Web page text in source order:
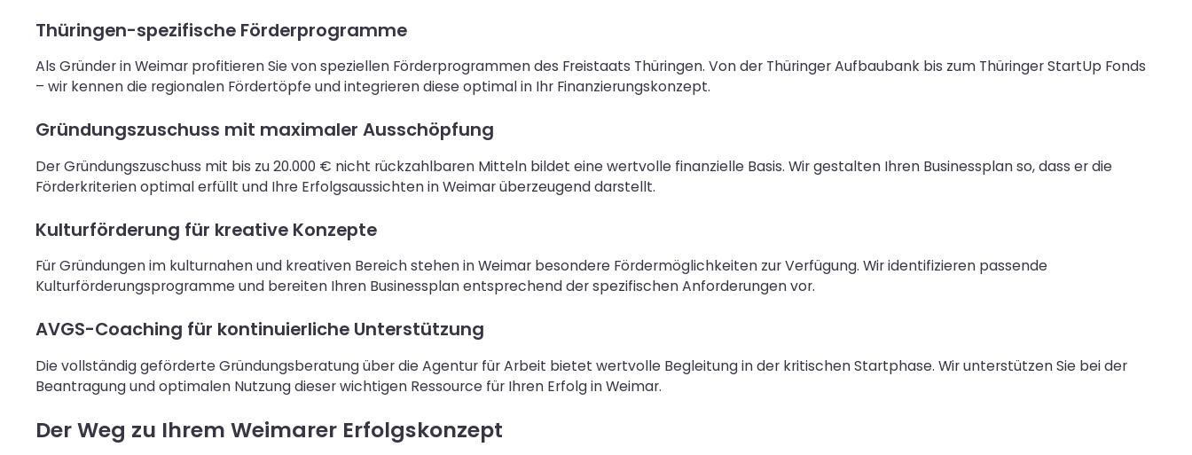
Thüringen-spezifische Förderprogramme
Als Gründer in Weimar profitieren Sie von speziellen Förderprogrammen des Freistaats Thüringen. Von der Thüringer Aufbaubank bis zum Thüringer StartUp Fonds
– wir kennen die regionalen Fördertöpfe und integrieren diese optimal in Ihr Finanzierungskonzept.
Gründungszuschuss mit maximaler Ausschöpfung
Der Gründungszuschuss mit bis zu 20.000 € nicht rückzahlbaren Mitteln bildet eine wertvolle finanzielle Basis. Wir gestalten Ihren Businessplan so, dass er die
Förderkriterien optimal erfüllt und Ihre Erfolgsaussichten in Weimar überzeugend darstellt.
Kulturförderung für kreative Konzepte
Für Gründungen im kulturnahen und kreativen Bereich stehen in Weimar besondere Fördermöglichkeiten zur Verfügung. Wir identifizieren passende
Kulturförderungsprogramme und bereiten Ihren Businessplan entsprechend der spezifischen Anforderungen vor.
AVGS-Coaching für kontinuierliche Unterstützung
Die vollständig geförderte Gründungsberatung über die Agentur für Arbeit bietet wertvolle Begleitung in der kritischen Startphase. Wir unterstützen Sie bei der
Beantragung und optimalen Nutzung dieser wichtigen Ressource für Ihren Erfolg in Weimar.
Der Weg zu Ihrem Weimarer Erfolgskonzept